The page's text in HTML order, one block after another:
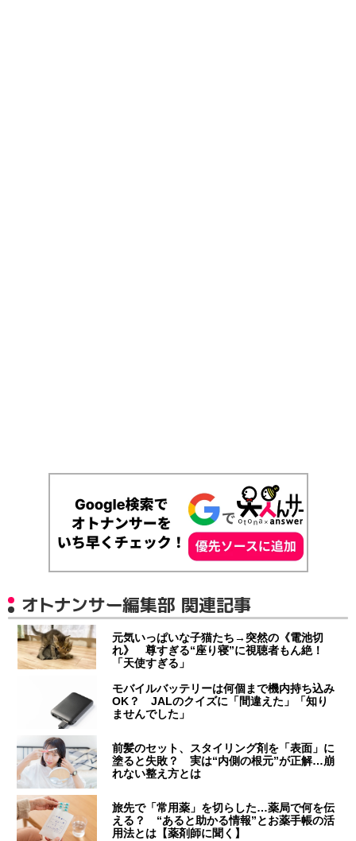
オトナンサー編集部 関連記事
元気いっぱいな子猫たち→突然の《電池切
れ》 尊すぎる“座り寝”に視聴者もん絶！
「天使すぎる」
モバイルバッテリーは何個まで機内持ち込み
OK？ JALのクイズに「間違えた」「知り
ませんでした」
前髪のセット、スタイリング剤を「表面」に
塗ると失敗？ 実は“内側の根元”が正解…崩
れない整え方とは
旅先で「常用薬」を切らした…薬局で何を伝
える？ “あると助かる情報”とお薬手帳の活
用法とは【薬剤師に聞く】